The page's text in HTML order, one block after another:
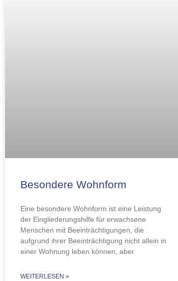
Besondere Wohnform
Eine besondere Wohnform ist eine Leistung
der Eingliederungshilfe für erwachsene
Menschen mit Beeinträchtigungen, die
aufgrund ihrer Beeinträchtigung nicht allein in
einer Wohnung leben können, aber
WEITERLESEN »